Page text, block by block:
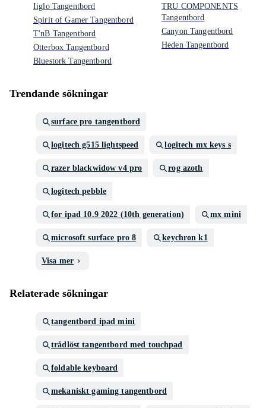
Iiglo Tangentbord
Spirit of Gamer Tangentbord
T'nB Tangentbord
Otterbox Tangentbord
Bluestork Tangentbord
TRU COMPONENTS
Tangentbord
Canyon Tangentbord
Heden Tangentbord
Trendande sökningar
surface pro tangentbord
logitech g515 lightspeed logitech mx keys s
razer blackwidow v4 pro rog azoth
logitech pebble
for ipad 10.9 2022 (10th generation) mx mini
microsoft surface pro 8 keychron k1
Visa mer
Relaterade sökningar
tangentbord ipad mini
trådlöst tangentbord med touchpad
foldable keyboard
mekaniskt gaming tangentbord